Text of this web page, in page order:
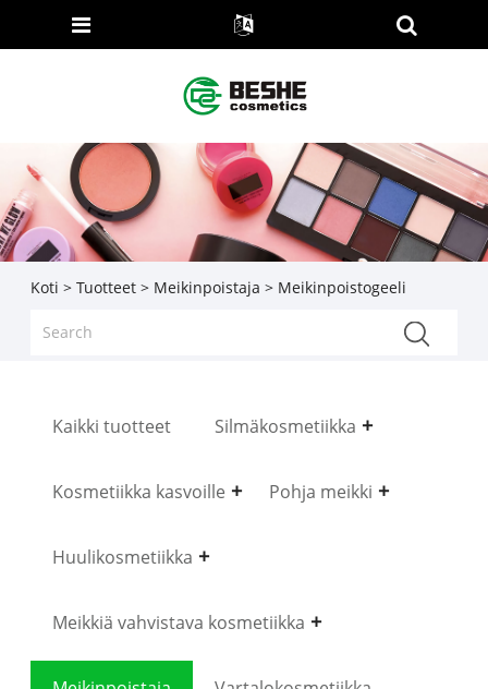
Koti > Tuotteet> Meikinpoistaja > Meikinpoistogeeli
Kaikki tuotteet Silmäkosmetiikka
Kosmetiikka kasvoille Pohja meikki
Huulikosmetiikka
Meikkiä vahvistava kosmetiikka